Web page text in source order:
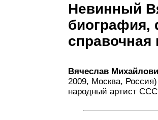
Невинный
биография,
Вячеслав
2009, Москва,
народный артист